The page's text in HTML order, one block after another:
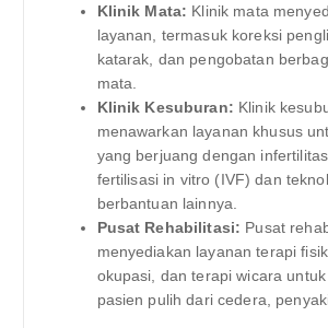
Klinik Mata: Klinik mata
layanan, termasuk koreksi
katarak, dan pengobatan
mata.
Klinik Kesuburan: Klinik
menawarkan layanan khusus
yang berjuang dengan
fertilisasi in vitro (IVF) dan
berbantuan lainnya.
Pusat Rehabilitasi: Pusat
menyediakan layanan terapi
okupasi, dan terapi wicara
pasien pulih dari cedera,